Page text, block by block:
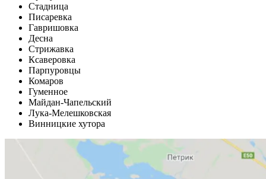
Стадница
Писаревка
Гавришовка
Десна
Стрижавка
Ксаверовка
Парпуровцы
Комаров
Гуменное
Майдан-Чапельский
Лука-Мелешковская
Винницкие хутора